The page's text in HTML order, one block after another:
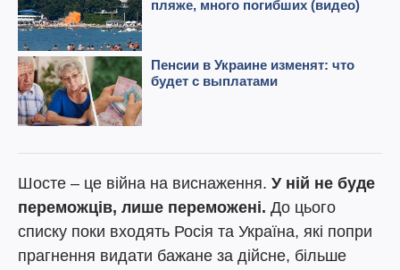
Шосте – це війна на виснаження. У ній не буде
переможців, лише переможені. До цього
списку поки входять Росія та Україна, які попри
прагнення видати бажане за дійсне, більше